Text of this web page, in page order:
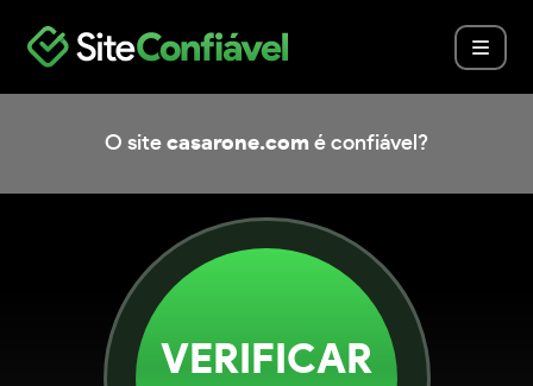
O site casarone.com é confiável?
VERIFICAR